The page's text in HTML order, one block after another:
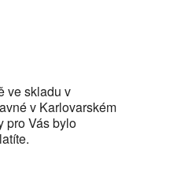
ve skladu v
v Karlovarském
pro Vás bylo